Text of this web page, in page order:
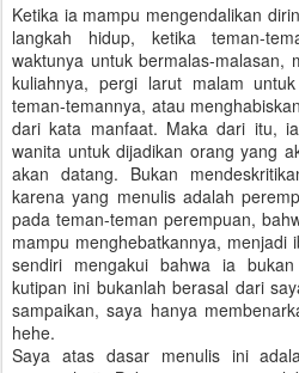
Ketika ia mampu mengendalikan
langkah hidup, ketika teman-
waktunya untuk bermalas-malasan,
kuliahnya, pergi larut malam
teman-temannya, atau
dari kata manfaat. Maka dari itu,
wanita untuk dijadikan orang yang
akan datang. Bukan
karena yang menulis adalah
pada teman-teman perempuan,
mampu menghebatkannya, menjadi
sendiri mengakui bahwa ia
kutipan ini bukanlah berasal dari
sampaikan, saya hanya
hehe.
Saya atas dasar menulis ini